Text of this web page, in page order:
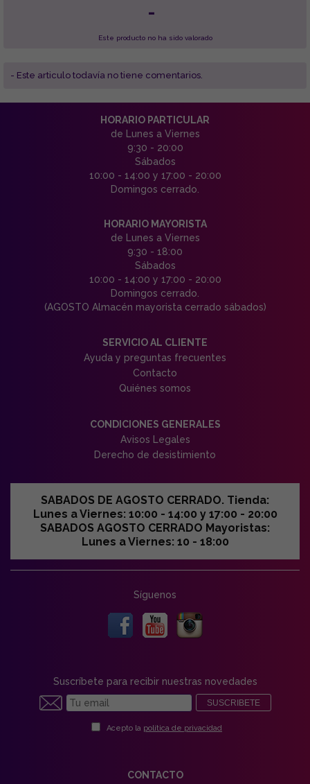
-
Este producto no ha sido valorado
- Este articulo todavía no tiene comentarios.
HORARIO PARTICULAR
de Lunes a Viernes
9:30 - 20:00
Sábados
10:00 - 14:00 y 17:00 - 20:00
Domingos cerrado.
HORARIO MAYORISTA
de Lunes a Viernes
9:30 - 18:00
Sábados
10:00 - 14:00 y 17:00 - 20:00
Domingos cerrado.
(AGOSTO Almacén mayorista cerrado sábados)
SERVICIO AL CLIENTE
Ayuda y preguntas frecuentes
Contacto
Quiénes somos
CONDICIONES GENERALES
Avisos Legales
Derecho de desistimiento
SABADOS DE AGOSTO CERRADO. Tienda:
Lunes a Viernes: 10:00 - 14:00 y 17:00 - 20:00
SABADOS AGOSTO CERRADO Mayoristas:
Lunes a Viernes: 10 - 18:00
Síguenos
Suscríbete para recibir nuestras novedades
SUSCRIBETE
Acepto la política de privacidad
CONTACTO